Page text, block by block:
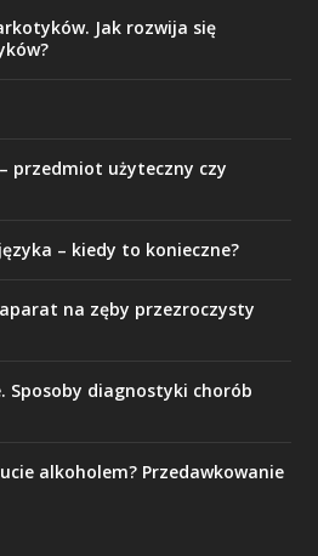
Jak rozwija się
przedmiot użyteczny czy
– kiedy to konieczne?
na zęby przezroczysty
Sposoby diagnostyki chorób
alkoholem? Przedawkowanie